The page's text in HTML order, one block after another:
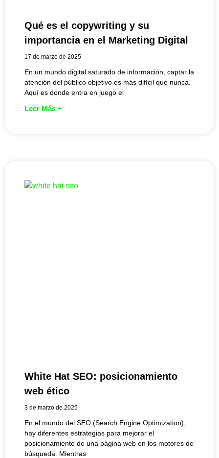
Qué es el copywriting y su
importancia en el Marketing Digital
17 de marzo de 2025
En un mundo digital saturado de información, captar la
atención del público objetivo es más difícil que nunca.
Aquí es donde entra en juego el
Leer Más +
White Hat SEO: posicionamiento
web ético
3 de marzo de 2025
En el mundo del SEO (Search Engine Optimization),
hay diferentes estrategias para mejorar el
posicionamiento de una página web en los motores de
búsqueda. Mientras